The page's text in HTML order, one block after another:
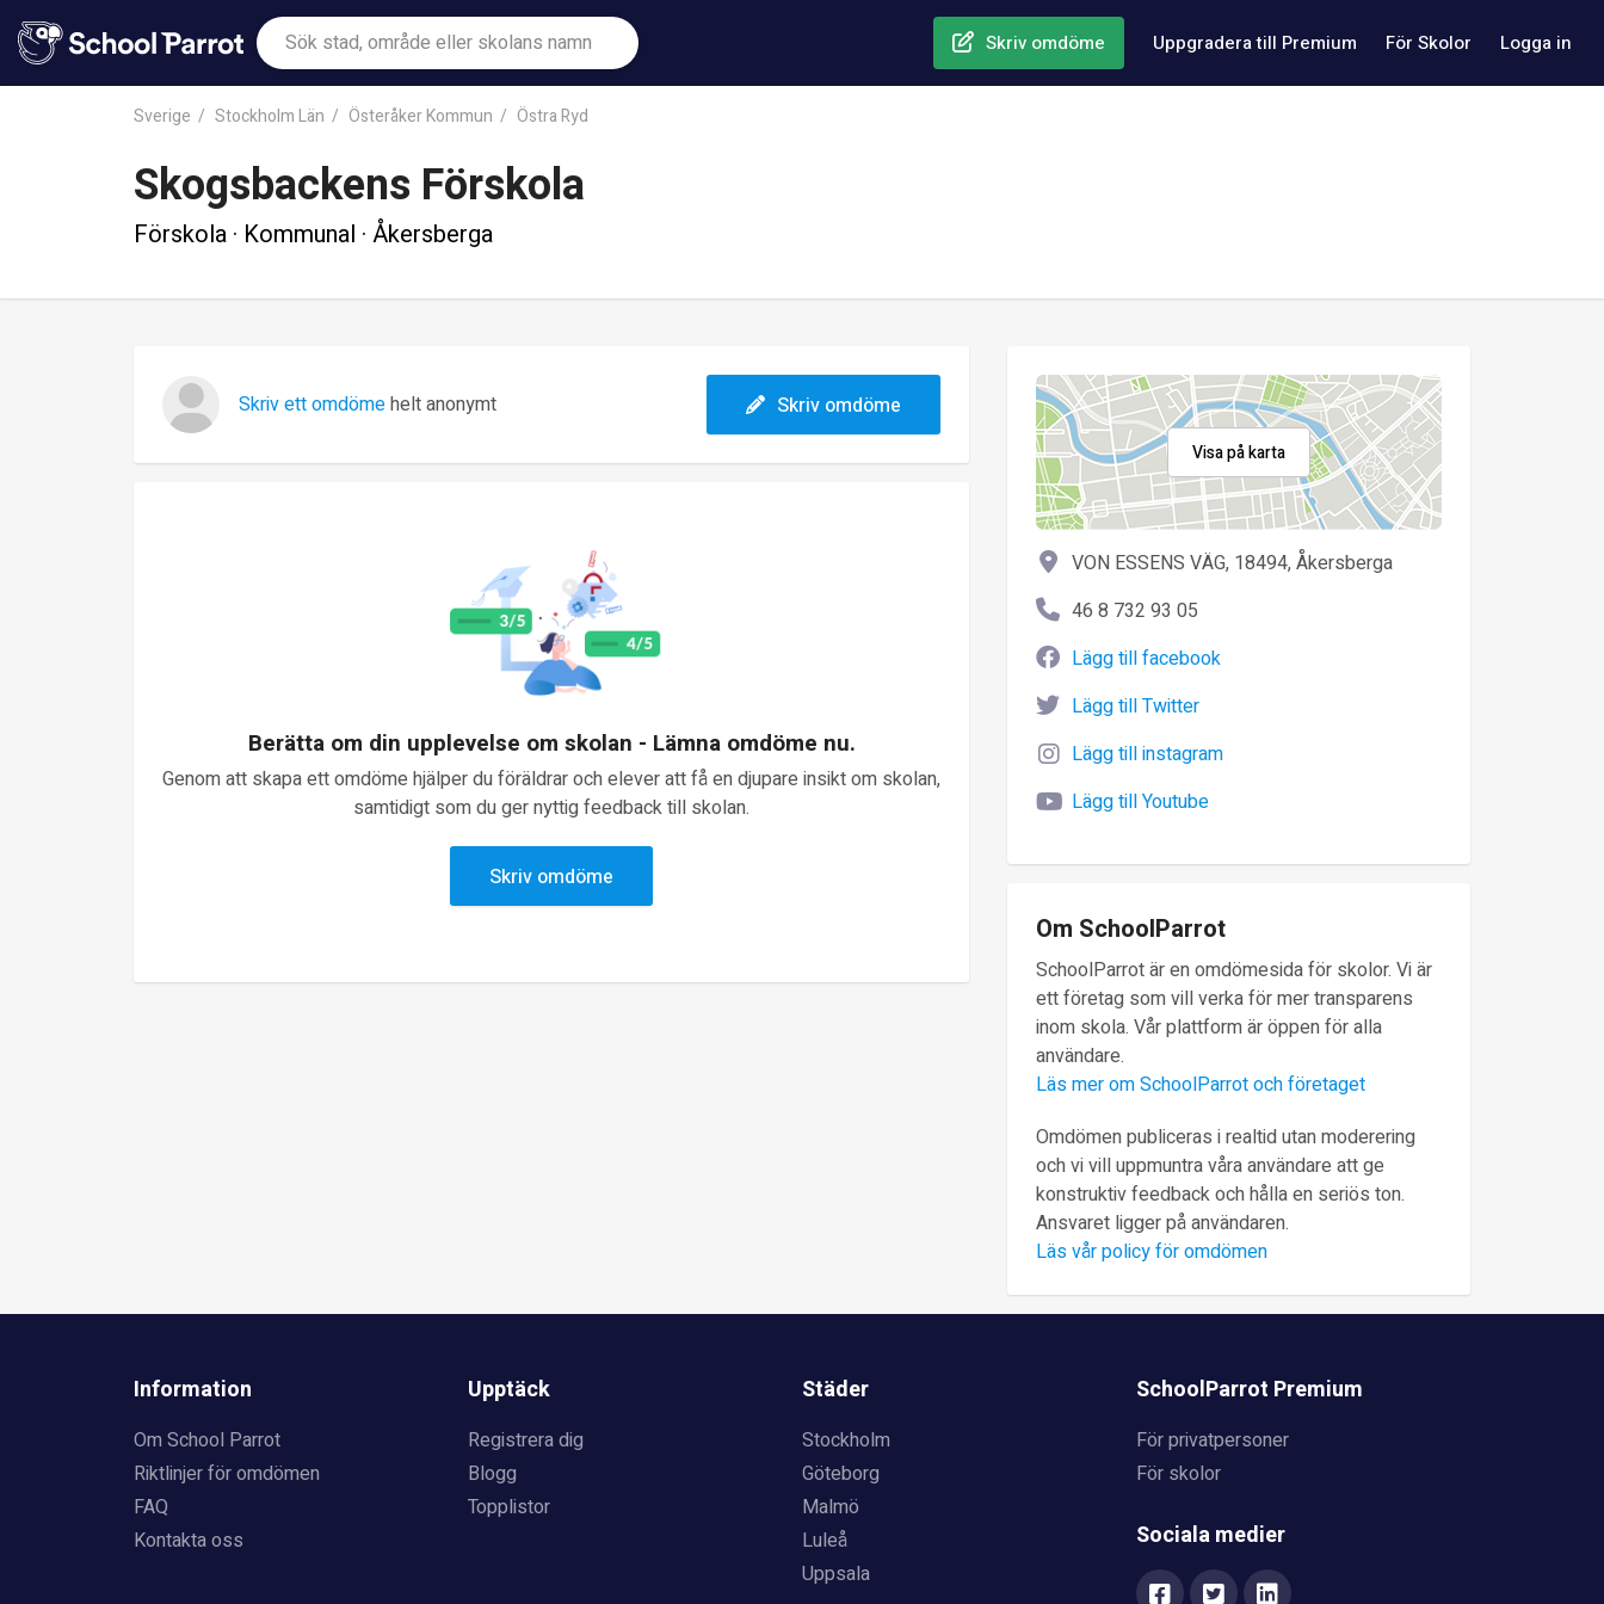
Skriv omdöme Uppgradera till Premium För Skolor Logga in
Sverige Stockholm Län Österåker Kommun Östra Ryd
Skogsbackens Förskola
Förskola · Kommunal · Åkersberga
Skriv ett omdömehelt anonymt Skriv omdöme
Berätta om din upplevelse om skolan - Lämna omdöme nu.
Genom att skapa ett omdöme hjälper du föräldrar och elever att få en djupare insikt om skolan,
samtidigt som du ger nyttig feedback till skolan.
Skriv omdöme
Visa på karta
VON ESSENS VÄG, 18494, Åkersberga
46 8 732 93 05
Lägg till facebook
Lägg till Twitter
Lägg till instagram
Lägg till Youtube
Om SchoolParrot
SchoolParrot är en omdömesida för skolor. Vi är
ett företag som vill verka för mer transparens
inom skola. Vår plattform är öppen för alla
användare.
Läs mer om SchoolParrot och företaget
Omdömen publiceras i realtid utan moderering
och vi vill uppmuntra våra användare att ge
konstruktiv feedback och hålla en seriös ton.
Ansvaret ligger på användaren.
Läs vår policy för omdömen
Information
Om School Parrot
Riktlinjer för omdömen
FAQ
Kontakta oss
Upptäck
Registrera dig
Blogg
Topplistor
Städer
Stockholm
Göteborg
Malmö
Luleå
Uppsala
SchoolParrot Premium
För privatpersoner
För skolor
Sociala medier